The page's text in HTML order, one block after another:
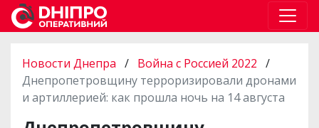
Новости Днепра / Война с Россией 2022 /
Днепропетровщину терроризировали дронами
и артиллерией: как прошла ночь на 14 августа